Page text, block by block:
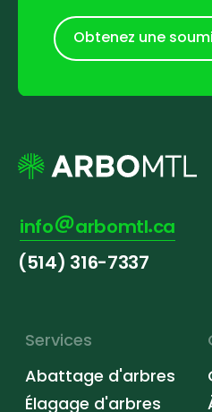
Obtenez une
info arbomtl ca
(514) 316-7337
Services
Abattage d'arbres
Élagage d'arbres